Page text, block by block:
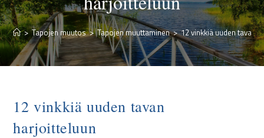
> Tapojen muutos > Tapojen muuttaminen > 12 vinkkiä uuden tavan
12 vinkkiä uuden tavan
harjoitteluun